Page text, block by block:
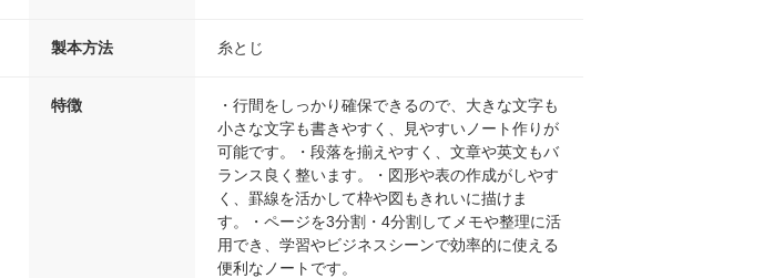
製本方法 糸とじ
特徴
・行間をしっかり確保できるので、大きな文字も
小さな文字も書きやすく、見やすいノート作りが
可能です。・段落を揃えやすく、文章や英文もバ
ランス良く整います。・図形や表の作成がしやす
く、罫線を活かして枠や図もきれいに描けま
す。・ページを3分割・4分割してメモや整理に活
用でき、学習やビジネスシーンで効率的に使える
便利なノートです。